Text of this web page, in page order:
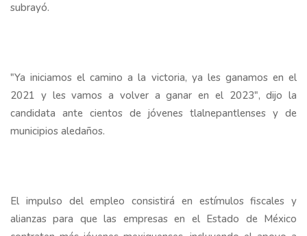
subrayó.
"Ya iniciamos el camino a la victoria, ya les ganamos en el
2021 y les vamos a volver a ganar en el 2023", dijo la
candidata ante cientos de jóvenes tlalnepantlenses y de
municipios aledaños.
El impulso del empleo consistirá en estímulos fiscales y
alianzas para que las empresas en el Estado de México